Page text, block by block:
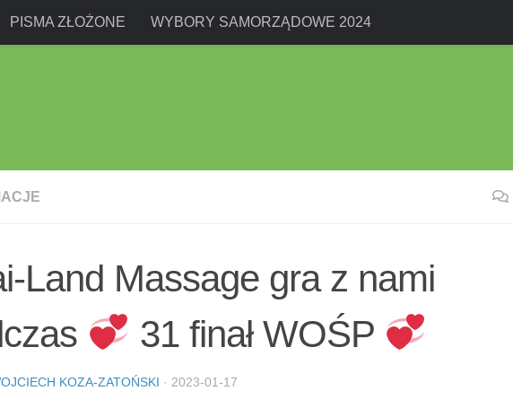
PISMA ZŁOŻONE WYBORY SAMORZĄDOWE 2024
Land Massage gra z nami
31 finał WOŚP
KOZA-ZATOŃSKI · 2023-01-17